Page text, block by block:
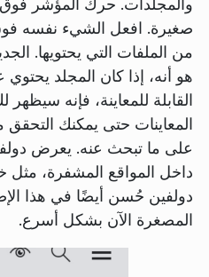
والمجلدات. حرك المؤشر
صغيرة. افعل الشيء نفسه
هو أنه، إذا كان المجلد
القابلة للمعاينة، فإنه
المعاينات حتى يمكنك التحقق
على ما تبحث عنه. يعرض
داخل المواقع المشفرة، مثل
دولفين حُسن أيضًا في هذا
المصغرة الآن بشكل أسرع.